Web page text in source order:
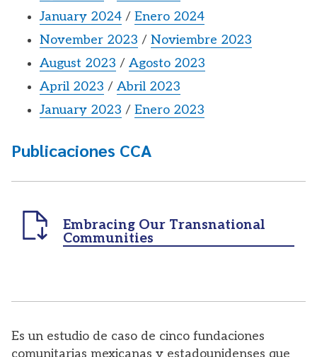
January 2024 / Enero 2024
November 2023 / Noviembre 2023
August 2023 / Agosto 2023
April 2023 / Abril 2023
January 2023 / Enero 2023
Publicaciones CCA
Embracing Our Transnational
Communities
Es un estudio de caso de cinco fundaciones
comunitarias mexicanas y estadounidenses que